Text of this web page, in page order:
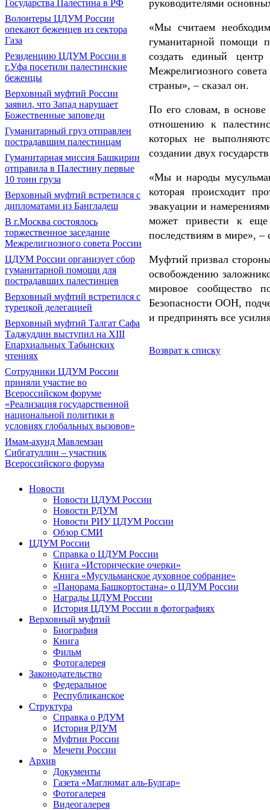
Государства Палестина в РФ
Волонтеры ЦДУМ России
опекают беженцев из сектора
Газа
Резиденцию ЦДУМ России в
г.Уфа посетили палестинские
беженцы
Верховный муфтий России
заявил, что Запад нарушает
Божественные заповеди
Гуманитарный груз отправлен
пострадавшим палестинцам
Гуманитарная миссия Башкирии
отправила в Палестину первые
10 тонн груза
Верховный муфтий встретился с
дипломатами из Бангладеш
В г.Москва состоялось
торжественное заседание
Межрелигиозного совета России
ЦДУМ России организует сбор
гуманитарной помощи для
пострадавших палестинцев
Верховный муфтий встретился с
турецкой делегацией
Верховный муфтий Талгат Сафа
Таджуддин выступил на ХIII
Епархиальных Табынских
чтениях
Сотрудники ЦДУМ России
приняли участие во
Всероссийском форуме
«Реализация государственной
национальной политики в
условиях глобальных вызовов»
Имам-ахунд Мавлемзан
Сибгатуллин – участник
Всероссийского форума
руководителями
«Мы считаем
гуманитарной помощи
создать единый
Межрелигиозного
страны», – сказал он.
По его словам, в
отношению к
которых не
создании двух
«Мы и народы
которая происходит
эвакуации и
может привести к
последствиям в мире», –
Муфтий призвал
освобождению
мировое сообщество
Безопасности ООН,
и предпринять все
Возврат к списку
Новости
Новости ЦДУМ России
Новости РДУМ
Новости РИУ ЦДУМ России
Обзор СМИ
ЦДУМ России
Справка о ЦДУМ России
Книга «Исторические очерки»
Книга «Мусульманское духовное собрание»
«Панорама Башкортостана» о ЦДУМ России
Награды ЦДУМ России
История ЦДУМ России в фотографиях
Верховный муфтий
Биография
Книга
Фильм
Фотогалерея
Законодательство
Федеральное
Республиканское
Структура
Справка о РДУМ
История РДУМ
Муфтии России
Мечети России
Архив
Документы
Газета «Маглюмат аль-Булгар»
Фотогалерея
Видеогалерея